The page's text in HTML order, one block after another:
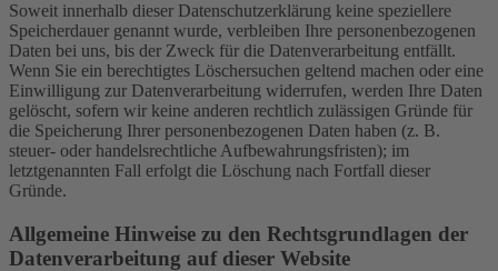
Soweit innerhalb dieser Datenschutzerklärung keine speziellere
Speicherdauer genannt wurde, verbleiben Ihre personenbezogenen
Daten bei uns, bis der Zweck für die Datenverarbeitung entfällt.
Wenn Sie ein berechtigtes Löschersuchen geltend machen oder eine
Einwilligung zur Datenverarbeitung widerrufen, werden Ihre Daten
gelöscht, sofern wir keine anderen rechtlich zulässigen Gründe für
die Speicherung Ihrer personenbezogenen Daten haben (z. B.
steuer- oder handelsrechtliche Aufbewahrungsfristen); im
letztgenannten Fall erfolgt die Löschung nach Fortfall dieser
Gründe.
Allgemeine Hinweise zu den Rechtsgrundlagen der
Datenverarbeitung auf dieser Website